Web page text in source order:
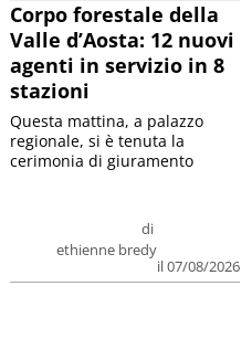
Corpo forestale della
Valle d’Aosta: 12 nuovi
agenti in servizio in 8
stazioni
di
ethienne bredy
il 07/08/2026
Questa mattina, a palazzo
regionale, si è tenuta la
cerimonia di giuramento